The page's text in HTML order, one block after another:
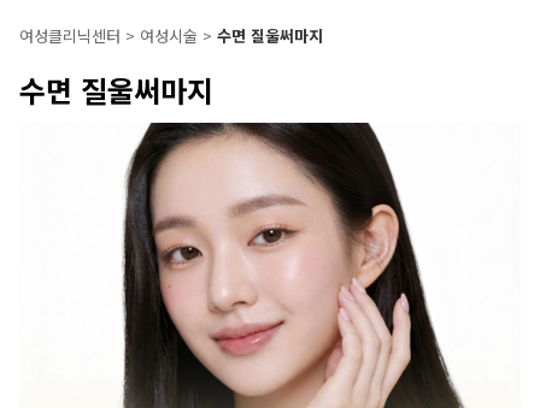
여성클리닉센터 > 여성시술 > 수면 질울써마지
수면 질울써마지